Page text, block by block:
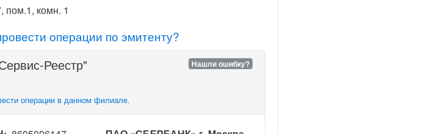
пом.1, комн. 1
операции по эмитенту?
Нашли ошибку?
Реестр"
операции в данном филиале.